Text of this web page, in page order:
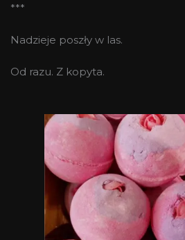
***
Nadzieje poszły w las.
Od razu. Z kopyta.